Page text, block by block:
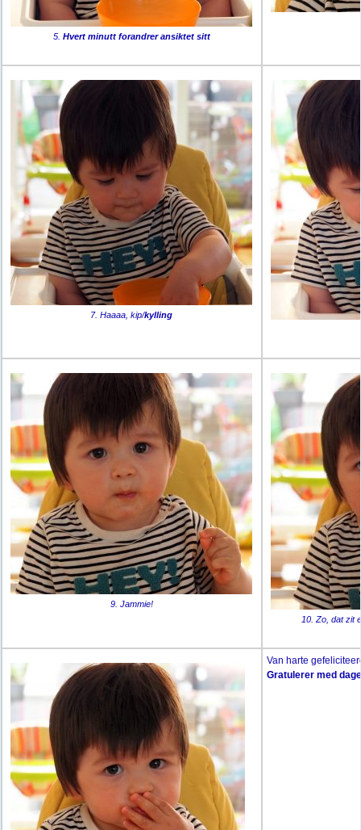
5. Hvert minutt forandrer ansiktet sitt
7. Haaaa, kip/kylling
9. Jammie!
10. Zo, dat zit
Van harte
Gratulerer med